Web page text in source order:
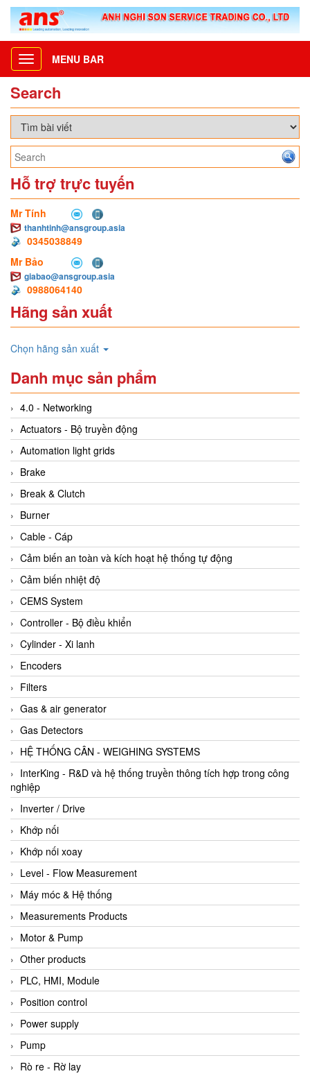
Toggle
navigation
MENU BAR
Search
Hỗ trợ trực tuyến
Mr Tính
thanhtinh@ansgroup.asia
0345038849
Mr Bảo
giabao@ansgroup.asia
0988064140
Hãng sản xuất
Chọn hãng sản xuất
Danh mục sản phẩm
4.0 - Networking
Actuators - Bộ truyền động
Automation light grids
Brake
Break & Clutch
Burner
Cable - Cáp
Cảm biến an toàn và kích hoạt hệ thống tự động
Cảm biến nhiệt độ
CEMS System
Controller - Bộ điều khiển
Cylinder - Xi lanh
Encoders
Filters
Gas & air generator
Gas Detectors
HỆ THỐNG CÂN - WEIGHING SYSTEMS
InterKing - R&D và hệ thống truyền thông tích hợp trong công
nghiệp
Inverter / Drive
Khớp nối
Khớp nối xoay
Level - Flow Measurement
Máy móc & Hệ thống
Measurements Products
Motor & Pump
Other products
PLC, HMI, Module
Position control
Power supply
Pump
Rò re - Rờ lay